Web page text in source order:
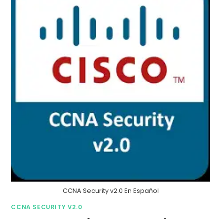
CCNA Security v2.0 En Español
CCNA SECURITY V2.0